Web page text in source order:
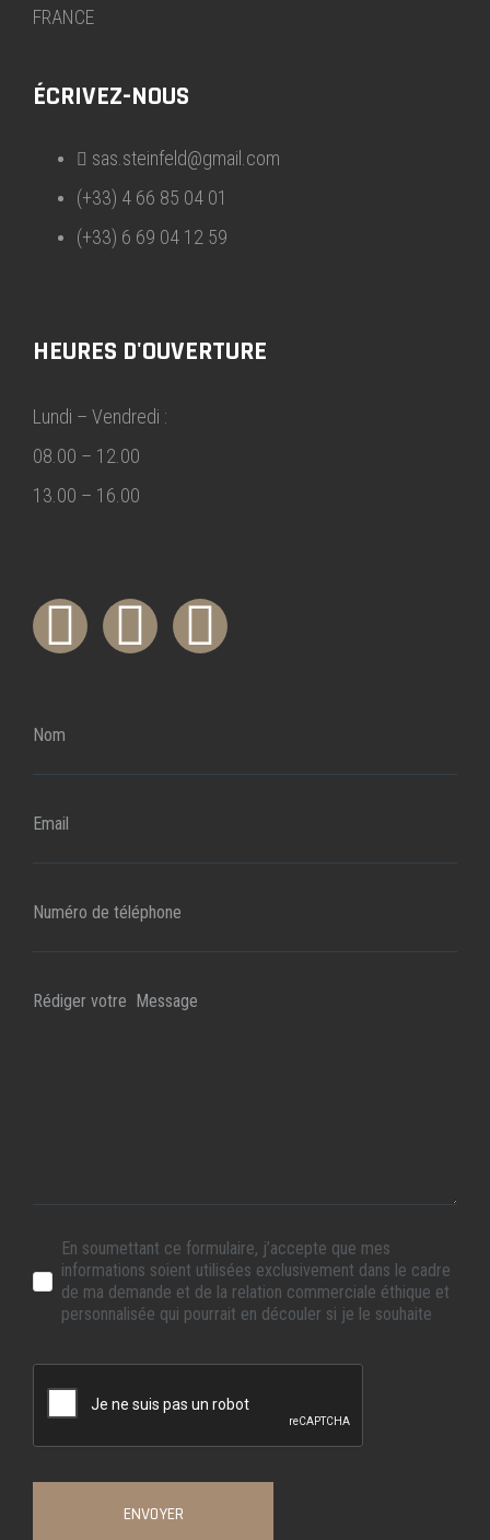
FRANCE
ÉCRIVEZ-NOUS
sas.steinfeld@gmail.com
(+33) 4 66 85 04 01
(+33) 6 69 04 12 59
HEURES D'OUVERTURE
Lundi – Vendredi :
08.00 – 12.00
13.00 – 16.00
En soumettant ce formulaire, j’accepte que mes
informations soient utilisées exclusivement dans le cadre
de ma demande et de la relation commerciale éthique et
personnalisée qui pourrait en découler si je le souhaite
ENVOYER